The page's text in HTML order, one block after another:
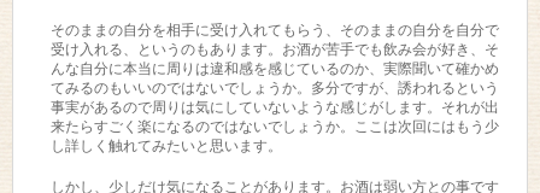
そのままの自分を相手に受け入れてもらう、そのままの自分を自分で
受け入れる、というのもあります。お酒が苦手でも飲み会が好き、そ
んな自分に本当に周りは違和感を感じているのか、実際聞いて確かめ
てみるのもいいのではないでしょうか。多分ですが、誘われるという
事実があるので周りは気にしていないような感じがします。それが出
来たらすごく楽になるのではないでしょうか。ここは次回にはもう少
し詳しく触れてみたいと思います。
しかし、少しだけ気になることがあります。お酒は弱い方との事です